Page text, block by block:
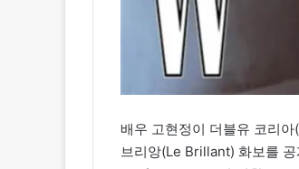
배우 고현정이 더블유 코리
브리앙(Le Brillant) 화보를